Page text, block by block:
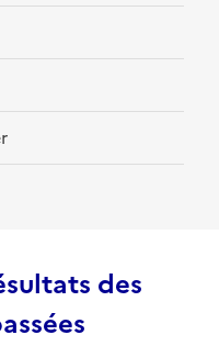
des